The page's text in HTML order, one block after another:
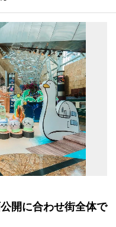
開に合わせ街全体で